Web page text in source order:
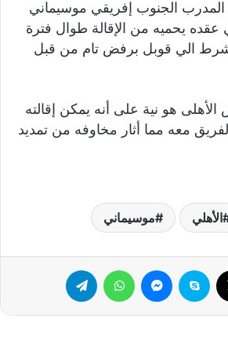
الجنوب إفريقي موسيماني
يحميه من الإقالة طوال فترة
الي قوبل برفض تام من قبل
هو نية على أنه يمكن إقالته
معه مما أثار مخاوفه من تمديد
الأهلي موسيماني
سكايب ماسنجر واتساب